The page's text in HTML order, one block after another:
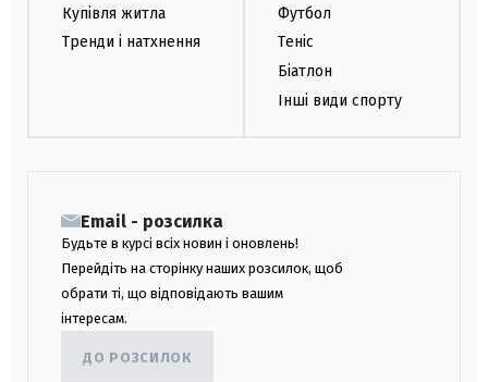
Купівля житла
Тренди і натхнення
Футбол
Теніс
Біатлон
Інші види спорту
Email - розсилка
Будьте в курсі всіх новин і оновлень!
Перейдіть на сторінку наших розсилок, щоб
обрати ті, що відповідають вашим
інтересам.
ДО РОЗСИЛОК